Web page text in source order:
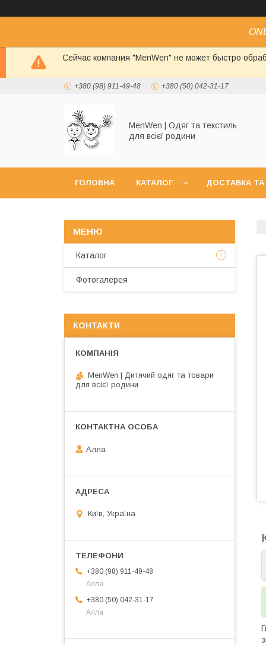
Сейчас компания "MenWen" не может быстро
+380 (98) 911-49-48 +380 (50) 042-31-17
MenWen | Одяг та текстиль
для всієї родини
ГОЛОВНА КАТАЛОГ ДОСТАВКА
Каталог
Фотогалерея
КОНТАКТИ
MenWen | Дитячий одяг та товари
для всієї родини
Алла
Київ, Україна
+380 (98) 911-49-48
Алла
+380 (50) 042-31-17
Алла